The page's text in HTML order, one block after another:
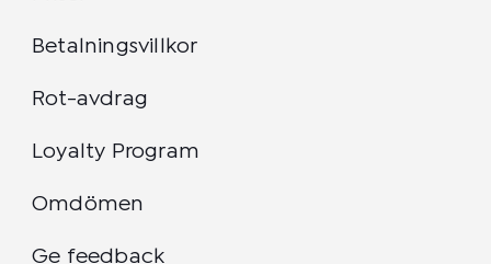
Betalningsvillkor
Rot-avdrag
Loyalty Program
Omdömen
Ge feedback